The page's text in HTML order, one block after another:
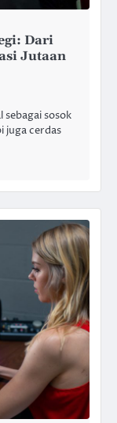
Dari
Jutaan
sosok
juga cerdas